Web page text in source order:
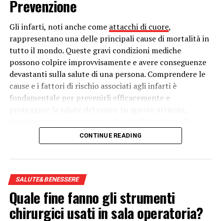
colori-impianto-2412436/
RELATED TOPICS: ERBORISTERIA
PIANTA OFFICINALE
PROPRIETÀ
STRESS
Mascherina e malattie della pelle, parlano gli esperti
Prevenzione
Gli infarti, noti anche come attacchi di cuore,
rappresentano una delle principali cause di mortalità in
tutto il mondo. Queste gravi condizioni mediche
possono colpire improvvisamente e avere conseguenze
devastanti sulla salute di una persona. Comprendere le
cause e i fattori di rischio associati agli infarti è
fondamentale per prevenirli efficacemente e
infarti, esplorando le cause sottostanti, i fattori di
rischio e le strategie di prevenzione.
Cause degli Infarti:
Gli infarti si verificano quando il flusso sanguigno verso
una parte del cuore viene interrotto, spesso a causa
dell’occlusione di una delle arterie coronarie. Le
CONTINUE READING
SALUTE&BENESSERE
Quale fine fanno gli strumenti
chirurgici usati in sala operatoria?